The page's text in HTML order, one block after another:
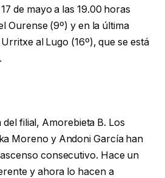
de mayo a las 19.00 horas
Ourense (9º) y en la última
al Lugo (16º), que se está
del filial, Amorebieta B. Los
Moreno y Andoni García han
consecutivo. Hace un
y ahora lo hacen a